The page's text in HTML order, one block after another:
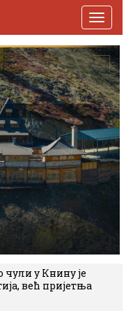
у Книну је
већ пријетња